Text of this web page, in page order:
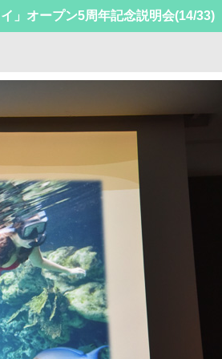
」オープン5周年記念説明会(14/33)